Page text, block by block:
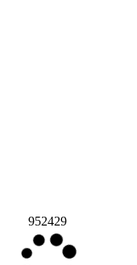
952429